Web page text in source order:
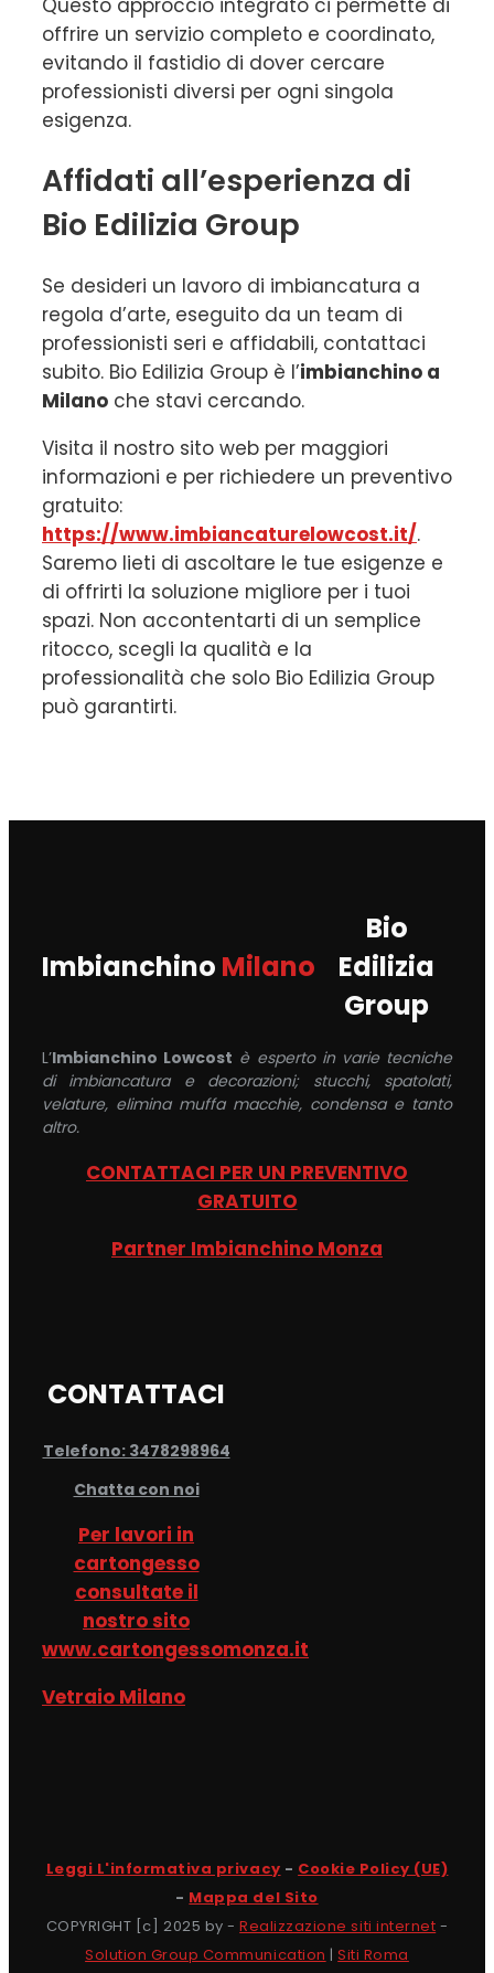
offrire un servizio completo e coordinato,
evitando il fastidio di dover cercare
professionisti diversi per ogni singola
esigenza.
Affidati all’esperienza di
Bio Edilizia Group
Se desideri un lavoro di imbiancatura a
regola d’arte, eseguito da un team di
professionisti seri e affidabili, contattaci
subito. Bio Edilizia Group è l’imbianchino a
Milano che stavi cercando.
Visita il nostro sito web per maggiori
informazioni e per richiedere un preventivo
gratuito:
https://www.imbiancaturelowcost.it/.
Saremo lieti di ascoltare le tue esigenze e
di offrirti la soluzione migliore per i tuoi
spazi. Non accontentarti di un semplice
ritocco, scegli la qualità e la
professionalità che solo Bio Edilizia Group
può garantirti.
Imbianchino Milano
Bio
Edilizia
Group
L’Imbianchino Lowcost è esperto in varie tecniche
di imbiancatura e decorazioni; stucchi, spatolati,
velature, elimina muffa macchie, condensa e tanto
altro.
CONTATTACI PER UN PREVENTIVO
GRATUITO
Partner Imbianchino Monza
CONTATTACI
Telefono: 3478298964
Chatta con noi
Per lavori in
cartongesso
consultate il
nostro sito
www.cartongessomonza.it
Vetraio Milano
Leggi L'informativa privacy - Cookie Policy (UE)
- Mappa del Sito
COPYRIGHT [c] 2025 by -Realizzazione siti internet -
Solution Group Communication |Siti Roma